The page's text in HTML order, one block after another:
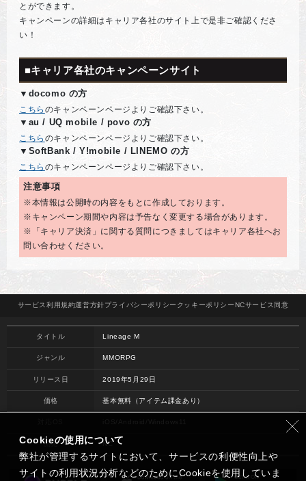
とができます。
キャンペーンの詳細はキャリア各社のサイト上で是非ご確認くださ
い！
■キャリア各社のキャンペーンサイト
▼docomo の方
こちら のキャンペーンページよりご確認下さい。
▼au / UQ mobile / povo の方
こちら のキャンペーンページよりご確認下さい。
▼SoftBank / Y!mobile / LINEMO の方
こちら のキャンペーンページよりご確認下さい。
注意事項
※本情報は公開時の内容をもとに作成しております。
※キャンペーン期間や内容は予告なく変更する場合があります。
※「キャリア決済」に関する質問につきましてはキャリア各社へお
問い合わせください。
サービス利用規約運営方針プライバシーポリシー クッキーポリシー NCサービス 同意
タイトル Lineage M
ジャンル MMORPG
リリース日 2019年5月29日
価格 基本無料（アイテム課金あり）
開発 NC
Cookieの使用について
弊社が管理するサイトにおいて、サービスの利便性向上や
サイトの利用状況分析などのためにCookieを使用していま